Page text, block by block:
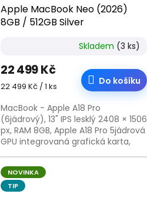
Apple MacBook Neo (2026)
8GB / 512GB Silver
Skladem (3 ks)
22 499 Kč
Měrná
22 499 Kč / 1 ks Do košíku
MacBook - Apple A18 Pro
(6jádrový), 13" IPS lesklý 2408 × 1506
px, RAM 8GB, Apple A18 Pro 5jádrová
GPU integrovaná grafická karta,
čtečka otisků...
NOVINKA
TIP